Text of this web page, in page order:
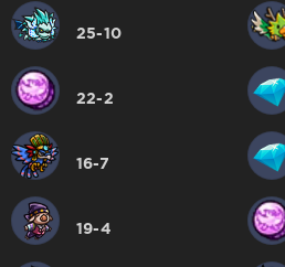
25-10
22-2
16-7
19-4